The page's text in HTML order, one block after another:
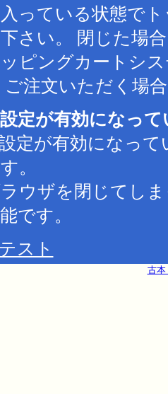
っている状態で
さい。 閉じた場
ピングカートシ
注文いただく場
定が有効になっ
定が有効になっ
。
ウザを閉じてし
です。
スト
古本